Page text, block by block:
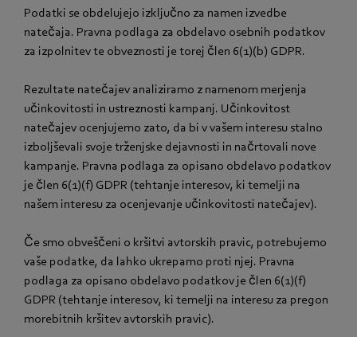
Podatki se obdelujejo izključno za namen izvedbe
natečaja. Pravna podlaga za obdelavo osebnih podatkov
za izpolnitev te obveznosti je torej člen 6(1)(b) GDPR.
Rezultate natečajev analiziramo z namenom merjenja
učinkovitosti in ustreznosti kampanj. Učinkovitost
natečajev ocenjujemo zato, da bi v vašem interesu stalno
izboljševali svoje trženjske dejavnosti in načrtovali nove
kampanje. Pravna podlaga za opisano obdelavo podatkov
je člen 6(1)(f) GDPR (tehtanje interesov, ki temelji na
našem interesu za ocenjevanje učinkovitosti natečajev).
Če smo obveščeni o kršitvi avtorskih pravic, potrebujemo
vaše podatke, da lahko ukrepamo proti njej. Pravna
podlaga za opisano obdelavo podatkov je člen 6(1)(f)
GDPR (tehtanje interesov, ki temelji na interesu za pregon
morebitnih kršitev avtorskih pravic).